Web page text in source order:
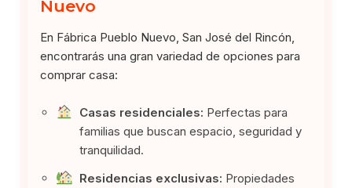
Nuevo
En Fábrica Pueblo Nuevo, San José del Rincón,
encontrarás una gran variedad de opciones para
comprar casa:
Casas residenciales: Perfectas para
familias que buscan espacio, seguridad y
tranquilidad.
Residencias exclusivas: Propiedades